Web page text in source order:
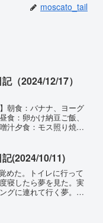
moscato_tail
（2024/12/17）
朝食：バナナ、ヨーグ
食：卵かけ納豆ご飯、
汁夕食：モス照り焼き
割愛。以下ポケスリ睡
----...
(2024/10/11)
めた。トイレに行って
寝したら夢を見た。実
グに連れて行く夢。腕